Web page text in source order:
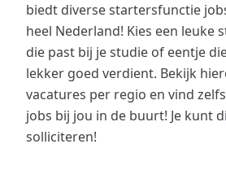
biedt diverse startersfunctie
heel Nederland! Kies een leuke
die past bij je studie of eentje
lekker goed verdient. Bekijk
vacatures per regio en vind
jobs bij jou in de buurt! Je kunt
solliciteren!